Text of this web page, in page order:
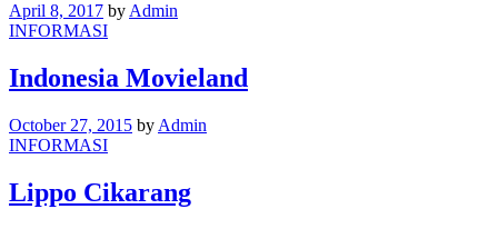
April 8, 2017 by Admin
INFORMASI
Indonesia Movieland
October 27, 2015 by Admin
INFORMASI
Lippo Cikarang